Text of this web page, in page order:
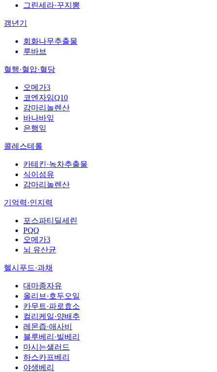
그린세라·꾸지뽕
갱년기
회화나무추출물
루바브
혈행·혈압·혈당
오메가3
코엔자임Q10
감마리놀렌산
바나바잎
은행잎
콜레스테롤
카테킨·녹차추출물
식이섬유
감마리놀렌산
기억력·인지력
포스파티딜세린
PQQ
오메가3
뇌 유산균
헬시푸드·과채
대마종자유
올리브·호두오일
카무트·파로효소
컬리케일·양배추
레몬즙·애사비
블루베리·빌베리
마시는샐러드
하스카프베리
야생베리